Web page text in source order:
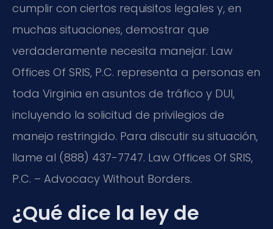
cumplir con ciertos requisitos legales y, en
muchas situaciones, demostrar que
verdaderamente necesita manejar. Law
Offices Of SRIS, P.C. representa a personas en
toda Virginia en asuntos de tráfico y DUI,
incluyendo la solicitud de privilegios de
manejo restringido. Para discutir su situación,
llame al (888) 437-7747. Law Offices Of SRIS,
P.C. – Advocacy Without Borders.
¿Qué dice la ley de